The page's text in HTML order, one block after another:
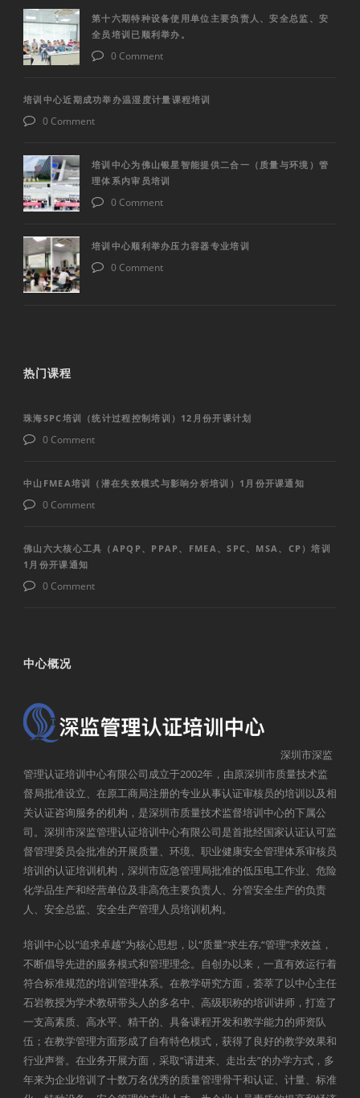
第十六期特种设备使用单位主要负责人、安全总监、安
全员培训已顺利举办。
0 Comment
培训中心近期成功举办温湿度计量课程培训
0 Comment
培训中心为佛山银星智能提供二合一（质量与环境）管
理体系内审员培训
0 Comment
培训中心顺利举办压力容器专业培训
0 Comment
热门课程
珠海SPC培训（统计过程控制培训）12月份开课计划
0 Comment
中山FMEA培训（潜在失效模式与影响分析培训）1月份开课通知
0 Comment
佛山六大核心工具（APQP、PPAP、FMEA、SPC、MSA、CP）培训
1月份开课通知
0 Comment
中心概况
深圳市深监
管理认证培训中心有限公司成立于2002年，由原深圳市质量技术监
督局批准设立、在原工商局注册的专业从事认证审核员的培训以及相
关认证咨询服务的机构，是深圳市质量技术监督培训中心的下属公
司。深圳市深监管理认证培训中心有限公司是首批经国家认证认可监
督管理委员会批准的开展质量、环境、职业健康安全管理体系审核员
培训的认证培训机构，深圳市应急管理局批准的低压电工作业、危险
化学品生产和经营单位及非高危主要负责人、分管安全生产的负责
人、安全总监、安全生产管理人员培训机构。
培训中心以“追求卓越”为核心思想，以“质量”求生存,“管理”求效益，
不断倡导先进的服务模式和管理理念。自创办以来，一直有效运行着
符合标准规范的培训管理体系。在教学研究方面，荟萃了以中心主任
石岩教授为学术教研带头人的多名中、高级职称的培训讲师，打造了
一支高素质、高水平、精干的、具备课程开发和教学能力的师资队
伍；在教学管理方面形成了自有特色模式，获得了良好的教学效果和
行业声誉。在业务开展方面，采取“请进来、走出去”的办学方式，多
年来为企业培训了十数万名优秀的质量管理骨干和认证、计量、标准